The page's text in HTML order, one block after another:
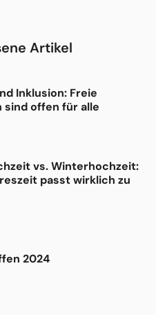
Artikel
Inklusion: Freie
sind offen für alle
vs. Winterhochzeit:
passt wirklich zu
2024